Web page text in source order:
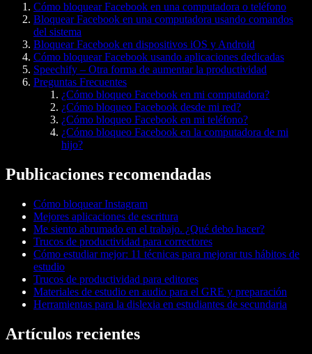
Cómo bloquear Facebook en una computadora o teléfono
Bloquear Facebook en una computadora usando comandos
del sistema
Bloquear Facebook en dispositivos iOS y Android
Cómo bloquear Facebook usando aplicaciones dedicadas
Speechify – Otra forma de aumentar la productividad
Preguntas Frecuentes
¿Cómo bloqueo Facebook en mi computadora?
¿Cómo bloqueo Facebook desde mi red?
¿Cómo bloqueo Facebook en mi teléfono?
¿Cómo bloqueo Facebook en la computadora de mi
hijo?
Publicaciones recomendadas
Cómo bloquear Instagram
Mejores aplicaciones de escritura
Me siento abrumado en el trabajo. ¿Qué debo hacer?
Trucos de productividad para correctores
Cómo estudiar mejor: 11 técnicas para mejorar tus hábitos de
estudio
Trucos de productividad para editores
Materiales de estudio en audio para el GRE y preparación
Herramientas para la dislexia en estudiantes de secundaria
Artículos recientes